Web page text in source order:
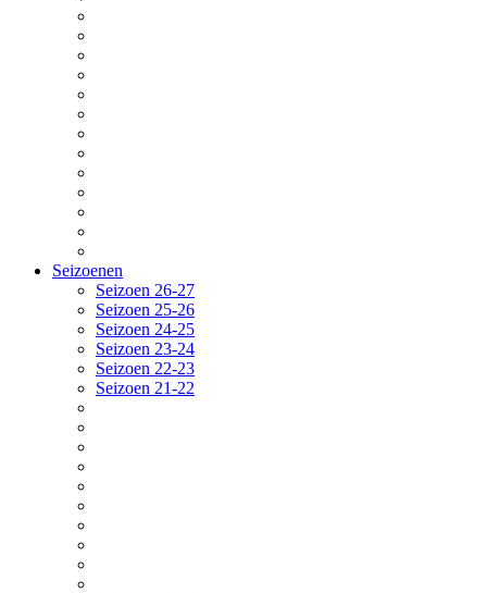
Seizoenen
Seizoen 26-27
Seizoen 25-26
Seizoen 24-25
Seizoen 23-24
Seizoen 22-23
Seizoen 21-22